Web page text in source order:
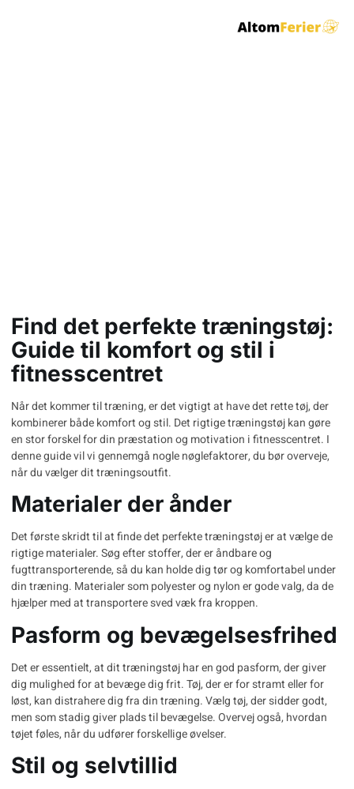
Find det perfekte træningstøj:
Guide til komfort og stil i
fitnesscentret
Når det kommer til træning, er det vigtigt at have det rette tøj, der
kombinerer både komfort og stil. Det rigtigetræningstøjkan gøre
en stor forskel for din præstation og motivation i fitnesscentret. I
denne guide vil vi gennemgå nogle nøglefaktorer, du bør overveje,
når du vælger dit træningsoutfit.
Materialer der ånder
Det første skridt til at finde det perfekte træningstøj er at vælge de
rigtige materialer. Søg efter stoffer, der er åndbare og
fugttransporterende, så du kan holde dig tør og komfortabel under
din træning. Materialer som polyester og nylon er gode valg, da de
hjælper med at transportere sved væk fra kroppen.
Pasform og bevægelsesfrihed
Det er essentielt, at dit træningstøj har en god pasform, der giver
dig mulighed for at bevæge dig frit. Tøj, der er for stramt eller for
løst, kan distrahere dig fra din træning. Vælg tøj, der sidder godt,
men som stadig giver plads til bevægelse. Overvej også, hvordan
tøjet føles, når du udfører forskellige øvelser.
Stil og selvtillid